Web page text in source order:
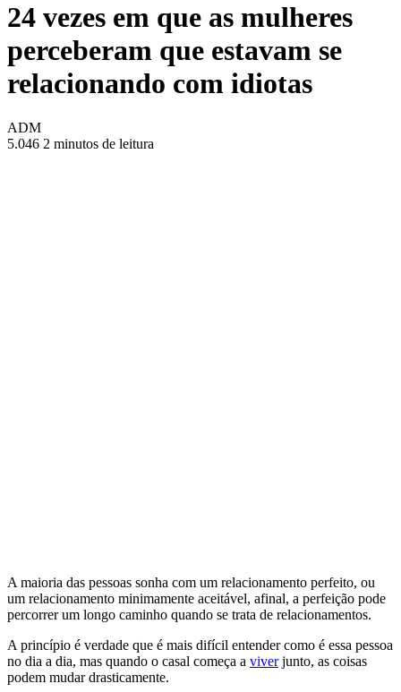
24 vezes em que as mulheres
perceberam que estavam se
relacionando com idiotas
ADM
5.046 2 minutos de leitura
A maioria das pessoas sonha com um relacionamento perfeito, ou
um relacionamento minimamente aceitável, afinal, a perfeição pode
percorrer um longo caminho quando se trata de relacionamentos.
A princípio é verdade que é mais difícil entender como é essa pessoa
no dia a dia, mas quando o casal começa a viverjunto, as coisas
podem mudar drasticamente.